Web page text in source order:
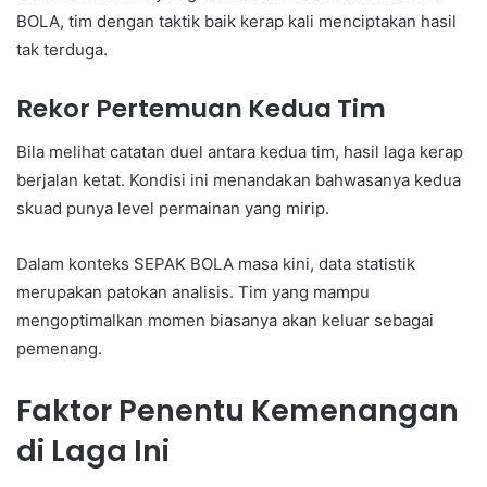
BOLA, tim dengan taktik baik kerap kali menciptakan hasil
tak terduga.
Rekor Pertemuan Kedua Tim
Bila melihat catatan duel antara kedua tim, hasil laga kerap
berjalan ketat. Kondisi ini menandakan bahwasanya kedua
skuad punya level permainan yang mirip.
Dalam konteks SEPAK BOLA masa kini, data statistik
merupakan patokan analisis. Tim yang mampu
mengoptimalkan momen biasanya akan keluar sebagai
pemenang.
Faktor Penentu Kemenangan
di Laga Ini